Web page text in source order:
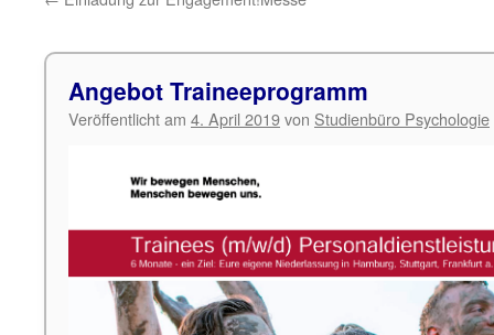
Angebot Traineeprogramm
Veröffentlicht am 4. April 2019von Studienbüro Psychologie